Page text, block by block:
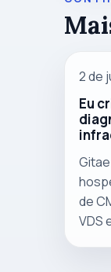
2 de
Eu
de
VDS